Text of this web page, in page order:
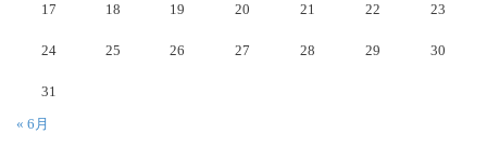
17 18 19 20 21 22 23
24 25 26 27 28 29 30
31
« 6月